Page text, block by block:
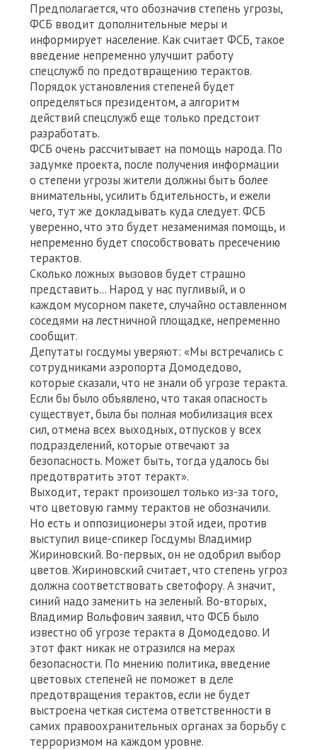
Предполагается, что обозначив степень угрозы,
ФСБ вводит дополнительные меры и
информирует население. Как считает ФСБ, такое
введение непременно улучшит работу
спецслужб по предотвращению терактов.
Порядок установления степеней будет
определяться президентом, а алгоритм
действий спецслужб еще только предстоит
разработать.
ФСБ очень рассчитывает на помощь народа. По
задумке проекта, после получения информации
о степени угрозы жители должны быть более
внимательны, усилить бдительность, и ежели
чего, тут же докладывать куда следует. ФСБ
уверенно, что это будет незаменимая помощь, и
непременно будет способствовать пресечению
терактов.
Сколько ложных вызовов будет страшно
представить… Народ у нас пугливый, и о
каждом мусорном пакете, случайно оставленном
соседями на лестничной площадке, непременно
сообщит.
Депутаты госдумы уверяют: «Мы встречались с
сотрудниками аэропорта Домодедово,
которые сказали, что не знали об угрозе теракта.
Если бы было объявлено, что такая опасность
существует, была бы полная мобилизация всех
сил, отмена всех выходных, отпусков у всех
подразделений, которые отвечают за
безопасность. Может быть, тогда удалось бы
предотвратить этот теракт».
Выходит, теракт произошел только из-за того,
что цветовую гамму терактов не обозначили.
Но есть и оппозиционеры этой идеи, против
выступил вице-спикер Госдумы Владимир
Жириновский. Во-первых, он не одобрил выбор
цветов. Жириновский считает, что степень угроз
должна соответствовать светофору. А значит,
синий надо заменить на зеленый. Во-вторых,
Владимир Вольфович заявил, что ФСБ было
известно об угрозе теракта в Домодедово. И
этот факт никак не отразился на мерах
безопасности. По мнению политика, введение
цветовых степеней не поможет в деле
предотвращения терактов, если не будет
выстроена четкая система ответственности в
самих правоохранительных органах за борьбу с
терроризмом на каждом уровне.